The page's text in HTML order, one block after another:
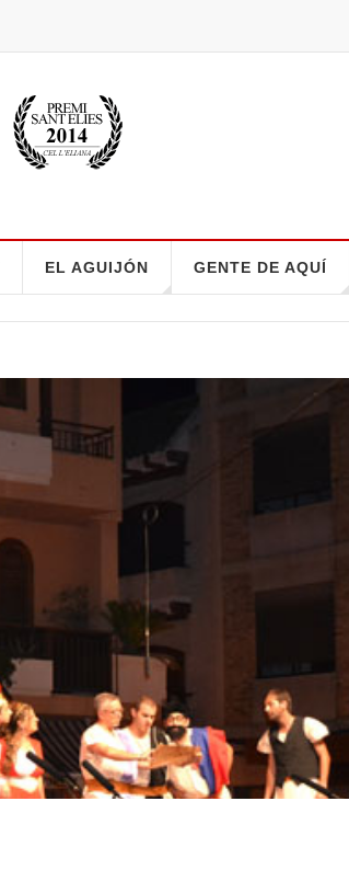
EL AGUIJÓN GENTE DE AQUÍ